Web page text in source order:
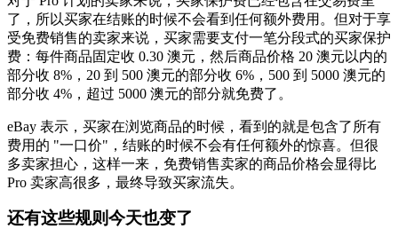
了，所以买家在结账的时候不会看到任何额外费用。但对于享
受免费销售的卖家来说，买家需要支付一笔分段式的买家保护
费：每件商品固定收 0.30 澳元，然后商品价格 20 澳元以内的
部分收 8%，20 到 500 澳元的部分收 6%，500 到 5000 澳元的
部分收 4%，超过 5000 澳元的部分就免费了。
eBay 表示，买家在浏览商品的时候，看到的就是包含了所有
费用的 "一口价"，结账的时候不会有任何额外的惊喜。但很
多卖家担心，这样一来，免费销售卖家的商品价格会显得比
Pro 卖家高很多，最终导致买家流失。
还有这些规则今天也变了